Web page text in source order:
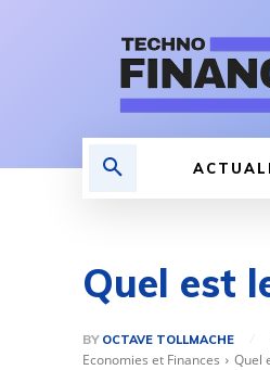
Quel est
BY OCTAVE TOLLMACHE
Economies et Finances Quel